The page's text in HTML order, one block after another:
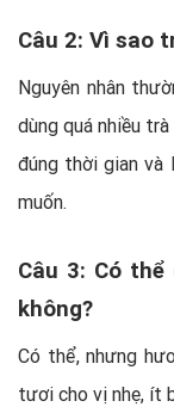
Câu 2: Vì sao
Nguyên nhân
dùng quá nhiều
đúng thời gian và
muốn.
Câu 3: Có
không?
Có thể, nhưng
tươi cho vị nhẹ, ít